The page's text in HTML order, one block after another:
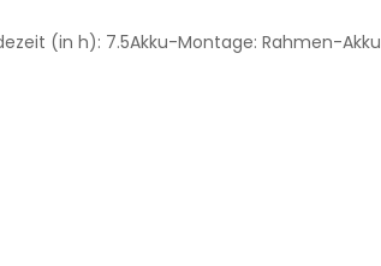
(in h): 7.5Akku-Montage: Rahmen-Akku